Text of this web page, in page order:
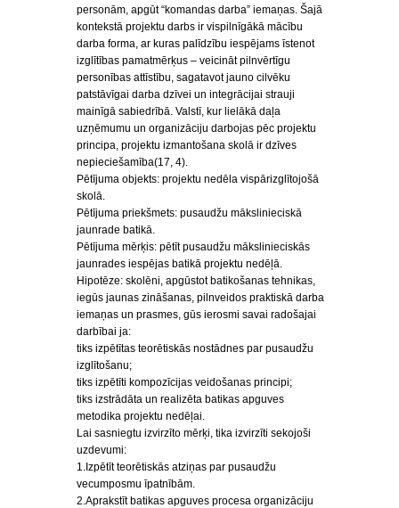
personām, apgūt “komandas darba” iemaņas. Šajā
kontekstā projektu darbs ir vispilnīgākā mācību
darba forma, ar kuras palīdzību iespējams īstenot
izglītības pamatmērķus – veicināt pilnvērtīgu
personības attīstību, sagatavot jauno cilvēku
patstāvīgai darba dzīvei un integrācijai strauji
mainīgā sabiedrībā. Valstī, kur lielākā daļa
uzņēmumu un organizāciju darbojas pēc projektu
principa, projektu izmantošana skolā ir dzīves
nepieciešamība(17, 4).
Pētījuma objekts: projektu nedēla vispārizglītojošā
skolā.
Pētījuma priekšmets: pusaudžu mākslinieciskā
jaunrade batikā.
Pētījuma mērķis: pētīt pusaudžu mākslinieciskās
jaunrades iespējas batikā projektu nedēļā.
Hipotēze: skolēni, apgūstot batikošanas tehnikas,
iegūs jaunas zināšanas, pilnveidos praktiskā darba
iemaņas un prasmes, gūs ierosmi savai radošajai
darbībai ja:
tiks izpētītas teorētiskās nostādnes par pusaudžu
izglītošanu;
tiks izpētīti kompozīcijas veidošanas principi;
tiks izstrādāta un realizēta batikas apguves
metodika projektu nedēļai.
Lai sasniegtu izvirzīto mērķi, tika izvirzīti sekojoši
uzdevumi:
1.Izpētīt teorētiskās atziņas par pusaudžu
vecumposmu īpatnībām.
2.Aprakstīt batikas apguves procesa organizāciju